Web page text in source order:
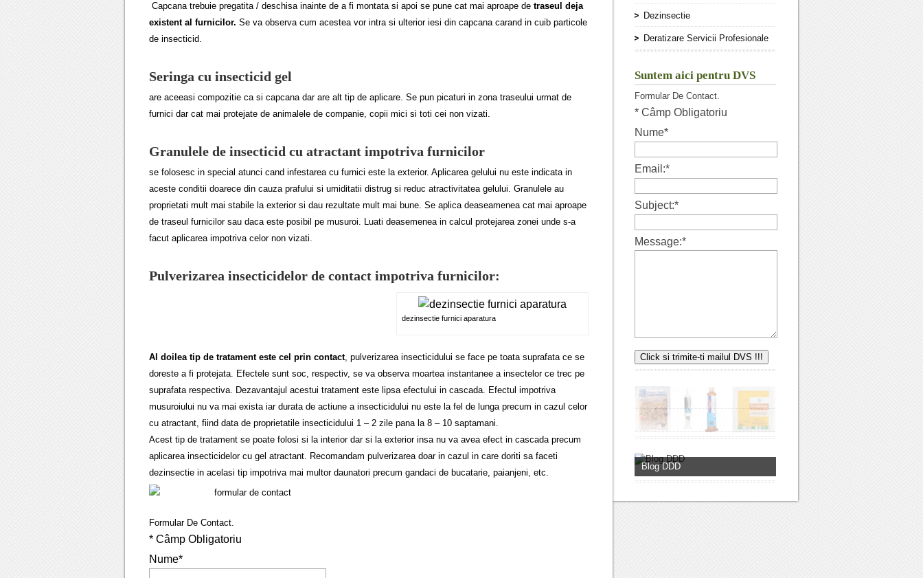
Capcana trebuie pregatita / deschisa inainte de a fi montata si apoi se pune cat mai aproape de traseul deja
existent al furnicilor. Se va observa cum acestea vor intra si ulterior iesi din capcana carand in cuib particole
de insecticid.
Seringa cu insecticid gel
are aceeasi compozitie ca si capcana dar are alt tip de aplicare. Se pun picaturi in zona traseului urmat de
furnici dar cat mai protejate de animalele de companie, copii mici si toti cei non vizati.
Granulele de insecticid cu atractant impotriva furnicilor
se folosesc in special atunci cand infestarea cu furnici este la exterior. Aplicarea gelului nu este indicata in
aceste conditii doarece din cauza prafului si umiditatii distrug si reduc atractivitatea gelului. Granulele au
proprietati mult mai stabile la exterior si dau rezultate mult mai bune. Se aplica deaseamenea cat mai aproape
de traseul furnicilor sau daca este posibil pe musuroi. Luati deasemenea in calcul protejarea zonei unde s-a
facut aplicarea impotriva celor non vizati.
Pulverizarea insecticidelor de contact impotriva furnicilor:
dezinsectie furnici aparatura
Al doilea tip de tratament este cel prin contact, pulverizarea insecticidului se face pe toata suprafata ce se
doreste a fi protejata. Efectele sunt soc, respectiv, se va observa moartea instantanee a insectelor ce trec pe
suprafata respectiva. Dezavantajul acestui tratament este lipsa efectului in cascada. Efectul impotriva
musuroiului nu va mai exista iar durata de actiune a insecticidului nu este la fel de lunga precum in cazul celor
cu atractant, fiind data de proprietatile insecticidului 1 – 2 zile pana la 8 – 10 saptamani.
Acest tip de tratament se poate folosi si la interior dar si la exterior insa nu va avea efect in cascada precum
aplicarea insecticidelor cu gel atractant. Recomandam pulverizarea doar in cazul in care doriti sa faceti
dezinsectie in acelasi tip impotriva mai multor daunatori precum gandaci de bucatarie, paianjeni, etc.
Formular De Contact.
* Câmp Obligatoriu
Nume*
Dezinsectie
Deratizare Servicii Profesionale
Suntem aici pentru DVS
Formular De Contact.
* Câmp Obligatoriu
Nume*
Email:*
Subject:*
Message:*
Blog DDD